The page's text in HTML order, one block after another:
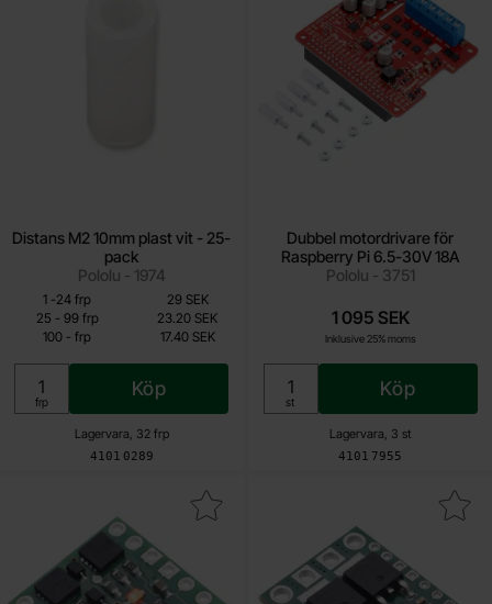
Distans M2 10mm plast vit - 25-
pack
Pololu - 1974
Art. nr
4101 0289
Lagervara, 32 frp
17.40 SEK
Inklusive 25% moms
Enhet:
frp
Köp
Mängdrabatt
Pris /frp
1 -till
24 frp
29 SEK
25 -till99 frp
23.20 SEK
100 - till
frp 17.40 SEK
Dubbel motordrivare för
Raspberry Pi 6.5-30V 18A
Pololu - 3751
Art. nr
4101 7955
Lagervara, 3 st
1 095 SEK
Inklusive 25% moms
Enhet:
st
Köp
elektronisk strömbrytare 2.2V - 20V 6A som favorit
Makera elektronisk strömbrytare